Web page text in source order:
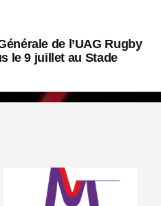
de l’UAG Rugby
le 9 juillet au Stade